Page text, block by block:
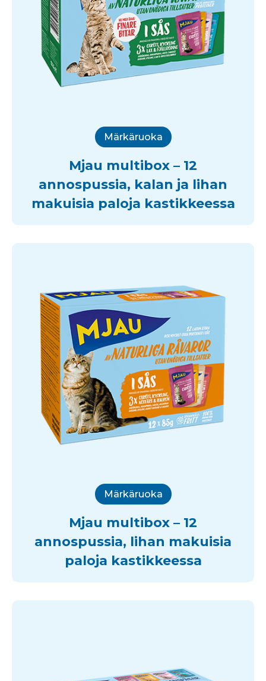
Märkäruoka
Mjau multibox – 12
annospussia, kalan ja lihan
makuisia paloja kastikkeessa
Märkäruoka
Mjau multibox – 12
annospussia, lihan makuisia
paloja kastikkeessa